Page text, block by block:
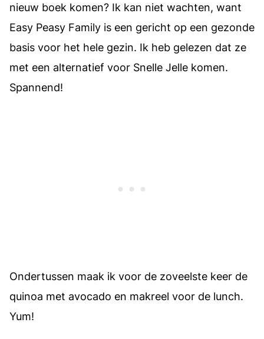
nieuw boek komen? Ik kan niet wachten, want
Easy Peasy Family is een gericht op een gezonde
basis voor het hele gezin. Ik heb gelezen dat ze
met een alternatief voor Snelle Jelle komen.
Spannend!
Ondertussen maak ik voor de zoveelste keer de
quinoa met avocado en makreel voor de lunch.
Yum!